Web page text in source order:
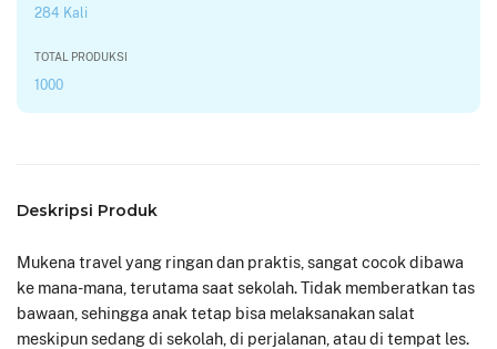
284 Kali
TOTAL PRODUKSI
1000
Deskripsi Produk
Mukena travel yang ringan dan praktis, sangat cocok dibawa
ke mana-mana, terutama saat sekolah. Tidak memberatkan tas
bawaan, sehingga anak tetap bisa melaksanakan salat
meskipun sedang di sekolah, di perjalanan, atau di tempat les.